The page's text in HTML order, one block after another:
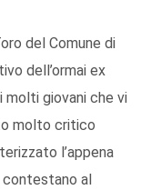
del Comune di
dell’ormai ex
giovani che vi
molto critico
l’appena
al